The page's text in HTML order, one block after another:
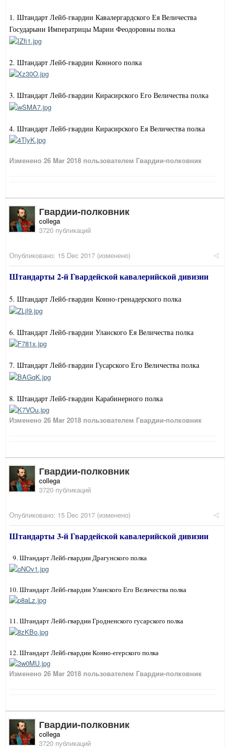
1. Штандарт Лейб-гвардии Кавалергардского Ея Величества
Государыни Императрицы Марии Феодоровны полка
2. Штандарт Лейб-гвардии Конного полка
3. Штандарт Лейб-гвардии Кирасирского Его Величества полка
4. Штандарт Лейб-гвардии Кирасирского Ея Величества полка
Изменено 26 Mar 2018 пользователем Гвардии-полковник
Гвардии-полковник
collega
3720 публикаций
Опубликовано: 15 Dec 2017 (изменено)
Штандарты 2-й Гвардейской кавалерийской дивизии
5. Штандарт Лейб-гвардии Конно-гренадерского полка
6. Штандарт Лейб-гвардии Уланского Ея Величества полка
7. Штандарт Лейб-гвардии Гусарского Его Величества полка
8. Штандарт Лейб-гвардии Карабинерного полка
Изменено 26 Mar 2018 пользователем Гвардии-полковник
Гвардии-полковник
collega
3720 публикаций
Опубликовано: 15 Dec 2017 (изменено)
Штандарты 3-й Гвардейской кавалерийской дивизии
9. Штандарт Лейб-гвардии Драгунского полка
10. Штандарт Лейб-гвардии Уланского Его Величества полка
11. Штандарт Лейб-гвардии Гродненского гусарского полка
12. Штандарт Лейб-гвардии Конно-егерского полка
Изменено 26 Mar 2018 пользователем Гвардии-полковник
Гвардии-полковник
collega
3720 публикаций